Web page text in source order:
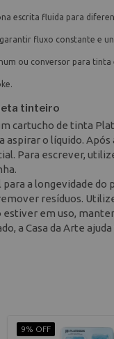
escrita fluida para
fluxo constante e
ou conversor para tinta
tinteiro
cartucho de tinta
o líquido.
Para escrever,
a longevidade
resíduos.
em uso,
a Casa da Arte
9% OFF